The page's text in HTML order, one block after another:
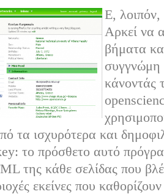
Ε,
Αρκεί να
βήματα
συγγνώμη
κάνοντάς
τα ισχυρότερα και
το πρόσθετο αυτό
της κάθε σελίδας που
εκείνες που